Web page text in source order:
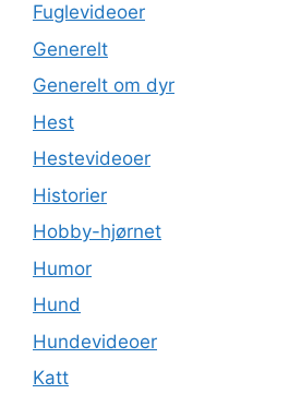
Fuglevideoer
Generelt
Generelt om dyr
Hest
Hestevideoer
Historier
Hobby-hjørnet
Humor
Hund
Hundevideoer
Katt